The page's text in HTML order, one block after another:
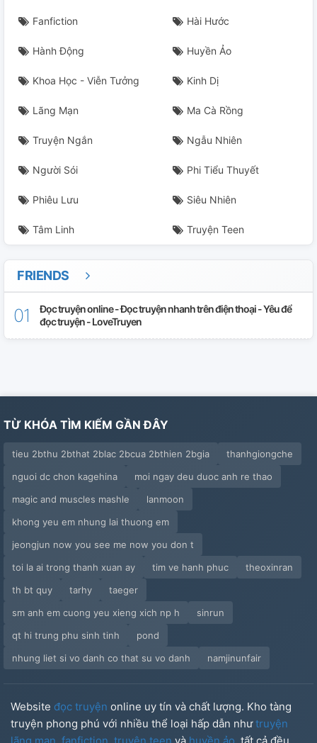
Fanfiction Hài Hước
Hành Động Huyền Ảo
Khoa Học - Viễn Tưởng Kinh Dị
Lãng Mạn Ma Cà Rồng
Truyện Ngắn Ngẫu Nhiên
Người Sói Phi Tiểu Thuyết
Phiêu Lưu Siêu Nhiên
Tâm Linh Truyện Teen
FRIENDS
Đọc truyện online - Đọc truyện nhanh trên điện thoại - Yêu để
đọc truyện - LoveTruyen
TỪ KHÓA TÌM KIẾM GẦN ĐÂY
tieu 2bthu 2bthat 2blac 2bcua 2bthien 2bgia
thanhgiongche
nguoi dc chon kagehina
moi ngay deu duoc anh re thao
magic and muscles mashle
lanmoon
khong yeu em nhung lai thuong em
jeongjun now you see me now you don t
toi la ai trong thanh xuan ay
tim ve hanh phuc
theoxinran
th bt quy
tarhy
taeger
sm anh em cuong yeu xieng xich np h
sinrun
qt hi trung phu sinh tinh
pond
nhung liet si vo danh co that su vo danh
namjinunfair
Website đọc truyện online uy tín và chất lượng. Kho tàng
truyện phong phú với nhiều thể loại hấp dẫn nhưtruyện